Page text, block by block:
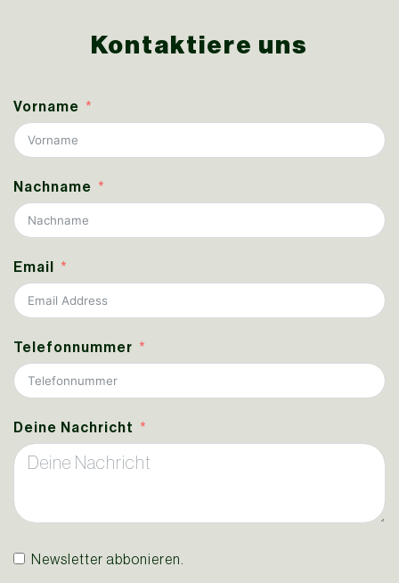
Kontaktiere uns
Vorname
Nachname
Email
Telefonnummer
Deine Nachricht
Newsletter abbonieren.